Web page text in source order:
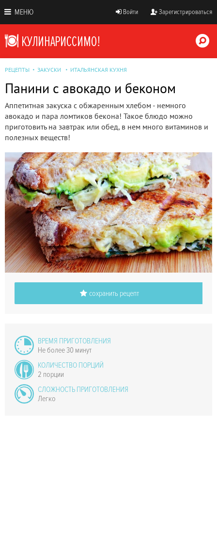
МЕНЮ Войти Зарегистрироваться
РЕЦЕПТЫ ЗАКУСКИ ИТАЛЬЯНСКАЯ КУХНЯ
Панини с авокадо и беконом
Аппетитная закуска с обжаренным хлебом - немного
авокадо и пара ломтиков бекона! Такое блюдо можно
приготовить на завтрак или обед, в нем много витаминов и
полезных веществ!
сохранить рецепт
ВРЕМЯ ПРИГОТОВЛЕНИЯ
Не более 30 минут
КОЛИЧЕСТВО ПОРЦИЙ
2 порции
СЛОЖНОСТЬ ПРИГОТОВЛЕНИЯ
Легко